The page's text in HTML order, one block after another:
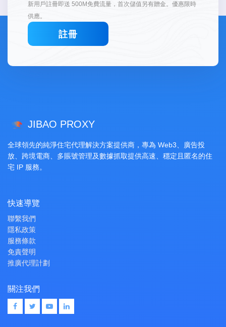
新用戶註冊即送 500M免費流量，首次儲值另有贈金。優惠限時
供應。
註冊
JIBAO PROXY
全球領先的純淨住宅代理解決方案提供商，專為 Web3、廣告投
放、跨境電商、多賬號管理及數據抓取提供高速、穩定且匿名的住
宅 IP 服務。
快速導覽
聯繫我們
隱私政策
服務條款
免責聲明
推廣代理計劃
關注我們